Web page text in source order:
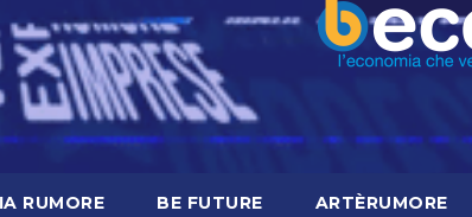
RUMORE BE FUTURE ARTÈRUMORE